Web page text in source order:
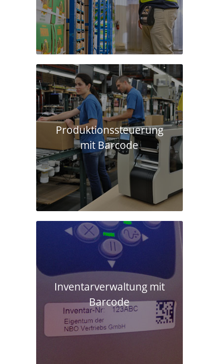
Produktions­steuerung
mit Barcode
Inventarverwaltung mit
Barcode